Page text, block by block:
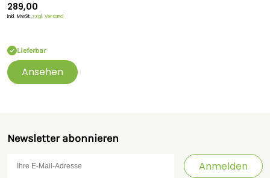
289,00
Inkl. MwSt.,zzgl. Versand
Lieferbar
Ansehen
Newsletter abonnieren
Anmelden